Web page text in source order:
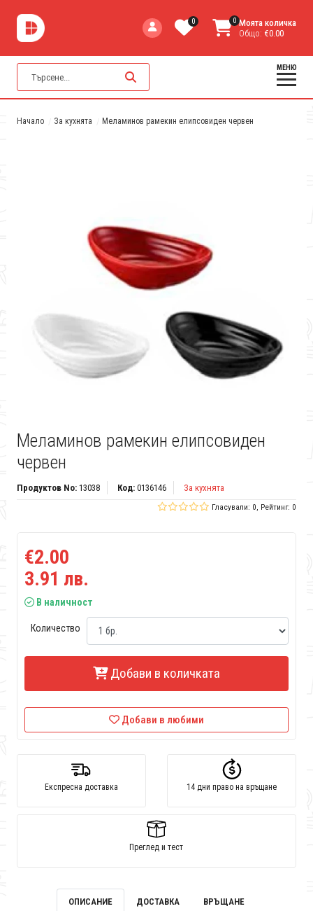
0 0 Моята количка
Общо: €0.00
МЕНЮ
Начало За кухнята Меламинов рамекин елипсовиден червен
Меламинов рамекин елипсовиден
червен
Продуктов No:13038 Код:0136146 За кухнята
Гласували: 0, Рейтинг: 0
€2.00
3.91 лв.
В наличност
Количество
Добави в количката
Добави в любими
Експресна доставка 14 дни право на връщане
Преглед и тест
ОПИСАНИЕ ДОСТАВКА ВРЪЩАНЕ